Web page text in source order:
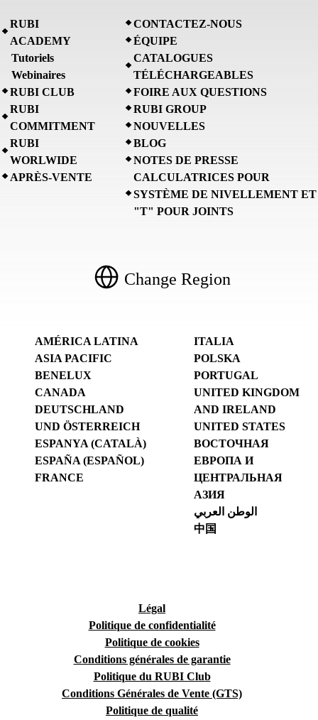
RUBI
ACADEMY
Tutoriels
Webinaires
RUBI CLUB
RUBI
COMMITMENT
RUBI
WORLWIDE
APRÈS-VENTE
CONTACTEZ-NOUS
ÉQUIPE
CATALOGUES
TÉLÉCHARGEABLES
FOIRE AUX QUESTIONS
RUBI GROUP
NOUVELLES
BLOG
NOTES DE PRESSE
CALCULATRICES POUR
SYSTÈME DE NIVELLEMENT ET
"T" POUR JOINTS
Change Region
AMÉRICA LATINA
ASIA PACIFIC
BENELUX
CANADA
DEUTSCHLAND
UND ÖSTERREICH
ESPANYA (CATALÀ)
ESPAÑA (ESPAÑOL)
FRANCE
ITALIA
POLSKA
PORTUGAL
UNITED KINGDOM
AND IRELAND
UNITED STATES
ВОСТОЧНАЯ
ЕВРОПА И
ЦЕНТРАЛЬНАЯ
АЗИЯ
الوطن العربي
中国
Légal
Politique de confidentialité
Politique de cookies
Conditions générales de garantie
Politique du RUBI Club
Conditions Générales de Vente (GTS)
Politique de qualité